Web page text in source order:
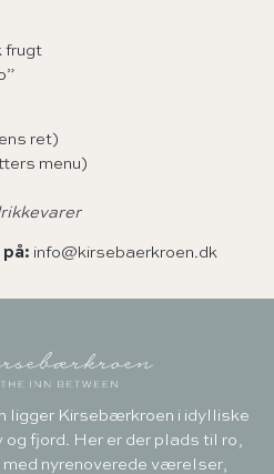
frugt
ret)
menu)
på: info@kirsebaerkroen.dk
ligger Kirsebærkroen i idylliske
fjord. Her er der plads til ro,
nyrenoverede værelser,